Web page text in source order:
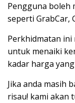
Pengguna boleh
seperti GrabCar,
Perkhidmatan
untuk menaiki
kadar harga
Jika anda masih
risau! kami akan